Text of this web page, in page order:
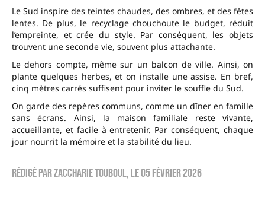
Le Sud inspire des teintes chaudes, des ombres, et des fêtes
lentes. De plus, le recyclage chouchoute le budget, réduit
l’empreinte, et crée du style. Par conséquent, les objets
trouvent une seconde vie, souvent plus attachante.
Le dehors compte, même sur un balcon de ville. Ainsi, on
plante quelques herbes, et on installe une assise. En bref,
cinq mètres carrés suffisent pour inviter le souffle du Sud.
On garde des repères communs, comme un dîner en famille
sans écrans. Ainsi, la maison familiale reste vivante,
accueillante, et facile à entretenir. Par conséquent, chaque
jour nourrit la mémoire et la stabilité du lieu.
Rédigé parzaccharie touboul, le05 février 2026